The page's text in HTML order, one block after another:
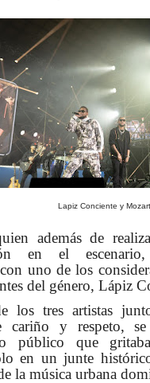
Lapiz Conciente y
además de
en el
uno de los
del género, Lápiz
los tres artistas
cariño y respeto,
público que
en un junte
la música urbana